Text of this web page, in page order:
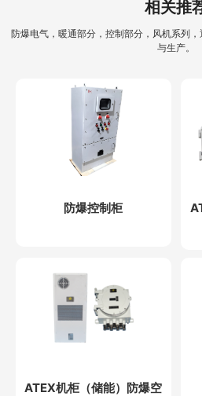
相关推
防爆电气，暖通部分，控制部分，风机系列
与生产。
防爆控制柜
ATEX机柜（储能）防爆空